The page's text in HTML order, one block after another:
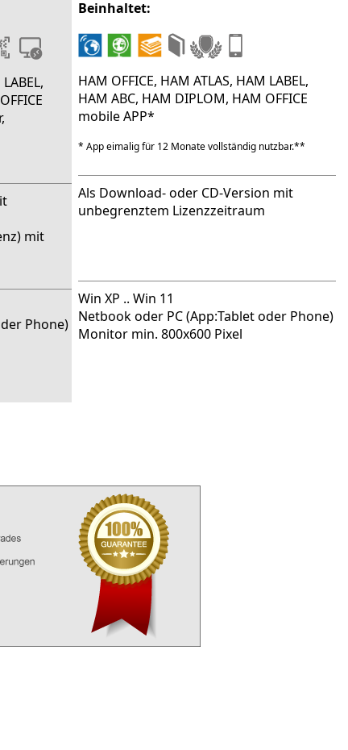
mit
Phone)
Beinhaltet:
HAM OFFICE, HAM ATLAS, HAM LABEL,
HAM ABC, HAM DIPLOM, HAM OFFICE
mobile APP*
* App eimalig für 12 Monate vollständig nutzbar.**
Als Download- oder CD-Version mit
unbegrenztem Lizenzzeitraum
Win XP .. Win 11
Netbook oder PC (App:Tablet oder Phone)
Monitor min. 800x600 Pixel